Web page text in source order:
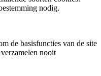
nodig.
de basisfuncties van de site
nooit